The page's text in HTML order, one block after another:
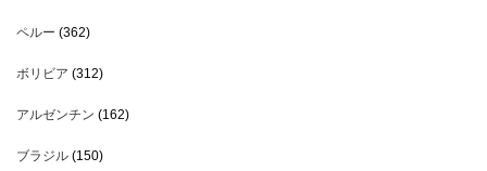
ペルー (362)
ボリビア (312)
アルゼンチン (162)
ブラジル (150)